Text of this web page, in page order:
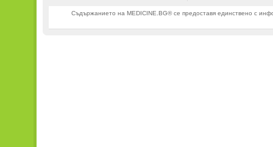
Съдържанието на MEDICINE.BG® се предоставя единствено с